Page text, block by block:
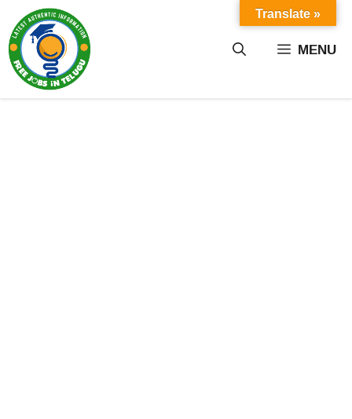
content MENU
Translate »